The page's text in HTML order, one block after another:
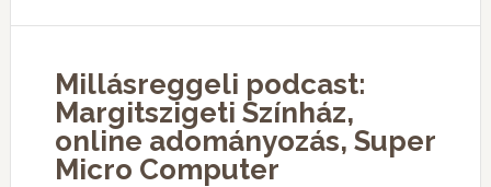
Millásreggeli podcast:
Margitszigeti Színház,
online adományozás, Super
Micro Computer